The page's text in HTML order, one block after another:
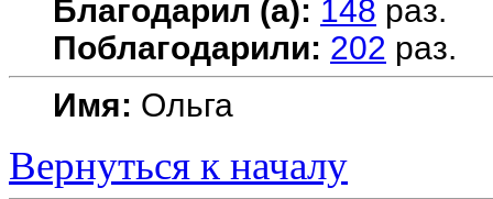
Благодарил (а): 148 раз.
Поблагодарили: 202 раз.
Имя: Ольга
Вернуться к началу